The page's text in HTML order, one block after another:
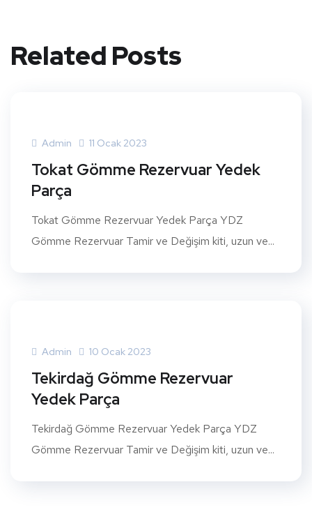
Related Posts
Admin 11 Ocak 2023
Tokat Gömme Rezervuar Yedek
Parça
Tokat Gömme Rezervuar Yedek Parça YDZ
Gömme Rezervuar Tamir ve Değişim kiti, uzun ve...
Admin 10 Ocak 2023
Tekirdağ Gömme Rezervuar
Yedek Parça
Tekirdağ Gömme Rezervuar Yedek Parça YDZ
Gömme Rezervuar Tamir ve Değişim kiti, uzun ve...